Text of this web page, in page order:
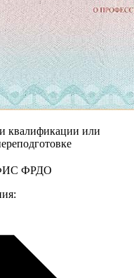
квалификации или
ФИС ФРДО